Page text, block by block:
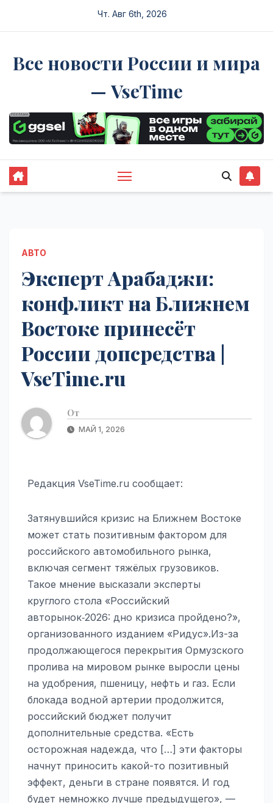
Чт. Авг 6th, 2026
Все новости России и мира
— VseTime
АВТО
Эксперт Арабаджи:
конфликт на Ближнем
Востоке принесёт
России допсредства |
VseTime.ru
От
МАЙ 1, 2026
Редакция VseTime.ru сообщает:
Затянувшийся кризис на Ближнем Востоке
может стать позитивным фактором для
российского автомобильного рынка,
включая сегмент тяжёлых грузовиков.
Такое мнение высказали эксперты
круглого стола «Российский
авторынок‑2026: дно кризиса пройдено?»,
организованного изданием «Ридус».Из-за
продолжающегося перекрытия Ормузского
пролива на мировом рынке выросли цены
на удобрения, пшеницу, нефть и газ. Если
блокада водной артерии продолжится,
российский бюджет получит
дополнительные средства. «Есть
осторожная надежда, что […] эти факторы
начнут приносить какой-то позитивный
эффект, деньги в стране появятся. И год
будет немножко лучше предыдущего», —